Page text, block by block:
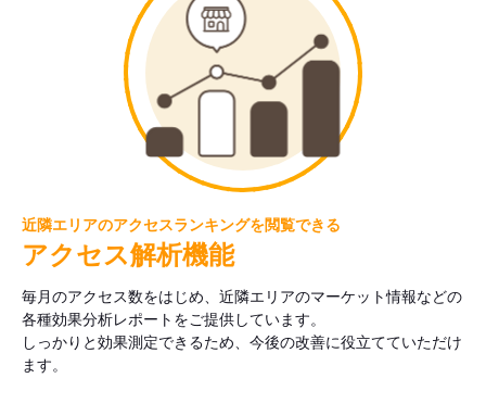
近隣エリアのアクセスランキングを閲覧できる
アクセス解析機能
毎月のアクセス数をはじめ、近隣エリアのマーケット情報などの
各種効果分析レポートをご提供しています。
しっかりと効果測定できるため、今後の改善に役立てていただけ
ます。